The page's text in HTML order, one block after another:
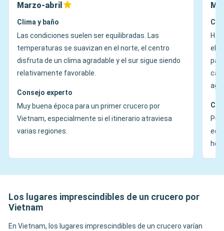
Marzo-abril
Clima y baño
Las condiciones suelen ser equilibradas. Las
temperaturas se suavizan en el norte, el centro
disfruta de un clima agradable y el sur sigue siendo
relativamente favorable.
Consejo experto
Muy buena época para un primer crucero por
Vietnam, especialmente si el itinerario atraviesa
varias regiones.
el
Los lugares imprescindibles de un crucero por
Vietnam
En Vietnam, los lugares imprescindibles de un crucero varían